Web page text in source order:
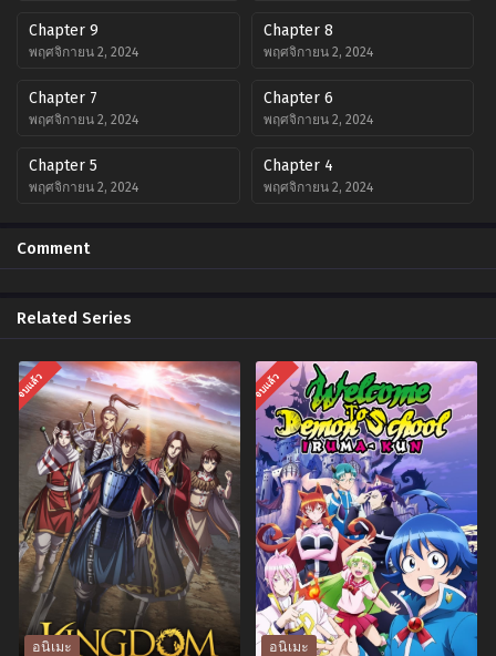
Chapter 9
พฤศจิกายน 2, 2024
Chapter 8
พฤศจิกายน 2, 2024
Chapter 7
พฤศจิกายน 2, 2024
Chapter 6
พฤศจิกายน 2, 2024
Chapter 5
พฤศจิกายน 2, 2024
Chapter 4
พฤศจิกายน 2, 2024
พฤศจิกายน 2, 2024
พฤศจิกายน 2, 2024
Comment
Related Series
จบแล้ว
อนิเมะ
จบแล้ว
อนิเมะ